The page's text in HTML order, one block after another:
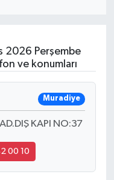
2026 Perşembe
ve konumları
Muradiye
KAPI NO:37
00 10